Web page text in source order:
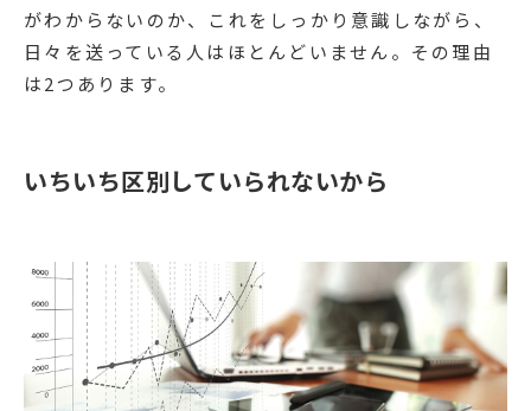
がわからないのか、これをしっかり意識しながら、
日々を送っている人はほとんどいません。その理由
は2つあります。
いちいち区別していられないから